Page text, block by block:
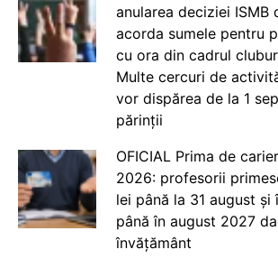
anularea deciziei ISMB
acorda sumele pentru
cu ora din cadrul
Multe cercuri de
vor dispărea de la 1
părinții
OFICIAL Prima de
2026: profesorii
lei până la 31 august
până în august 2027
învățământ